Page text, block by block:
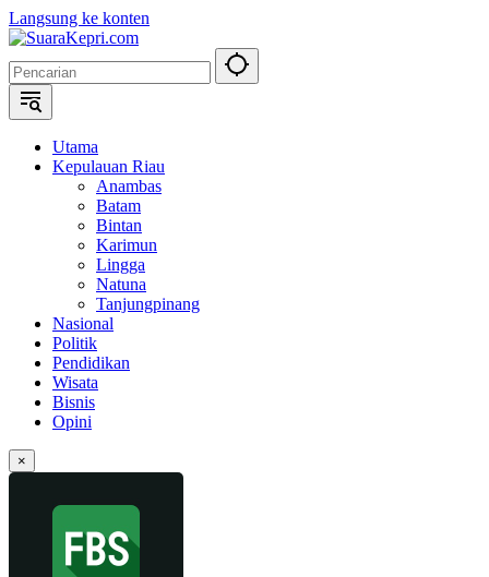
Langsung ke konten
Utama
Kepulauan Riau
Anambas
Batam
Bintan
Karimun
Lingga
Natuna
Tanjungpinang
Nasional
Politik
Pendidikan
Wisata
Bisnis
Opini
×